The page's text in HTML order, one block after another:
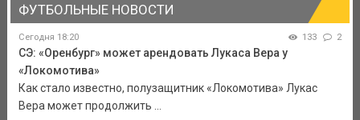
ФУТБОЛЬНЫЕ НОВОСТИ
Сегодня 18:20 133 2
СЭ: «Оренбург» может арендовать Лукаса Вера у
«Локомотива»
Как стало известно, полузащитник «Локомотива» Лукас
Вера может продолжить ...